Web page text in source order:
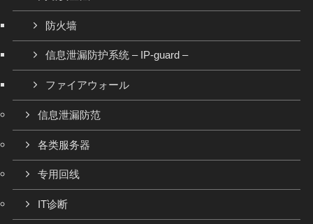
防火墙
信息泄漏防护系统 – IP-guard –
ファイアウォール
信息泄漏防范
各类服务器
专用回线
IT诊断